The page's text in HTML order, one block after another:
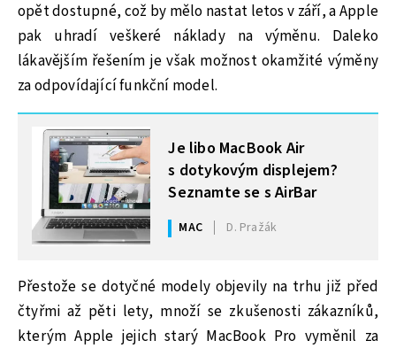
opět dostupné, což by mělo nastat letos v září, a Apple
pak uhradí veškeré náklady na výměnu. Daleko
lákavějším řešením je však možnost okamžité výměny
za odpovídající funkční model.
MOHLO BY VÁS ZAJÍMAT
Je libo MacBook Air
s dotykovým displejem?
Seznamte se s AirBar
MAC D. Pražák
Přestože se dotyčné modely objevily na trhu již před
čtyřmi až pěti lety, množí se zkušenosti zákazníků,
kterým Apple jejich starý MacBook Pro vyměnil za